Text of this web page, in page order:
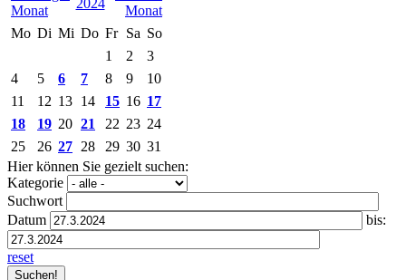
2024
Mo Di Mi Do Fr Sa So
1
2
3
4
5 6 7 8 9
10
11
12 13 14 15 16 17
18
19 20 21 22 23 24
25
26 27 28 29 30 31
Hier können Sie gezielt suchen:
Kategorie
Suchwort
Datum
bis:
reset